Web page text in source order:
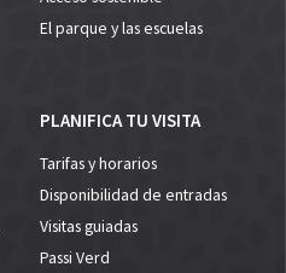
El parque y las escuelas
PLANIFICA TU VISITA
Tarifas y horarios
Disponibilidad de entradas
Visitas guiadas
Passi Verd